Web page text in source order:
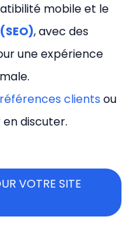
mobile et le
, avec des
une expérience
clients ou
en discuter.
VOTRE SITE